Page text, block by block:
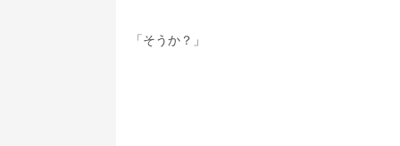
「そうか？」